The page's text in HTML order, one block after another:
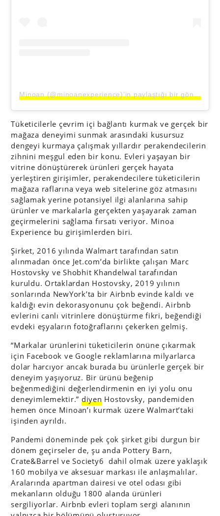
Tüketicilerle çevrim içi bağlantı kurmak ve gerçek bir
mağaza deneyimi sunmak arasındaki kusursuz
dengeyi kurmaya çalışmak yıllardır perakendecilerin
zihnini meşgul eden bir konu. Evleri yaşayan bir
vitrine dönüştürerek ürünleri gerçek hayata
yerleştiren girişimler, perakendecilere tüketicilerin
mağaza raflarına veya web sitelerine göz atmasını
sağlamak yerine potansiyel ilgi alanlarına sahip
ürünler ve markalarla gerçekten yaşayarak zaman
geçirmelerini sağlama fırsatı veriyor. Minoa
Experience bu girişimlerden biri.
Şirket, 2016 yılında Walmart tarafından satın
alınmadan önce Jet.com’da birlikte çalışan Marc
Hostovsky ve Shobhit Khandelwal tarafından
kuruldu. Ortaklardan Hostovsky, 2019 yılının
sonlarında NewYork’ta bir Airbnb evinde kaldı ve
kaldığı evin dekorasyonunu çok beğendi. Airbnb
evlerini canlı vitrinlere dönüştürme fikri, beğendiği
evdeki eşyaların fotoğraflarını çekerken gelmiş.
“Markalar ürünlerini tüketicilerin önüne çıkarmak
için Facebook ve Google reklamlarına milyarlarca
dolar harcıyor ancak burada bu ürünlerle gerçek bir
deneyim yaşıyoruz. Bir ürünü beğenip
beğenmediğini değerlendirmenin en iyi yolu onu
deneyimlemektir.” diyen Hostovsky, pandemiden
hemen önce Minoan’ı kurmak üzere Walmart’taki
işinden ayrıldı.
Pandemi döneminde pek çok şirket gibi durgun bir
dönem geçirseler de, şu anda Pottery Barn,
Crate&Barrel ve Society6 dahil olmak üzere yaklaşık
160 mobilya ve aksesuar markası ile anlaşmalılar.
Aralarında apartman dairesi ve otel odası gibi
mekanların olduğu 1800 alanda ürünleri
sergiliyorlar. Airbnb evleri toplam sergi alanının